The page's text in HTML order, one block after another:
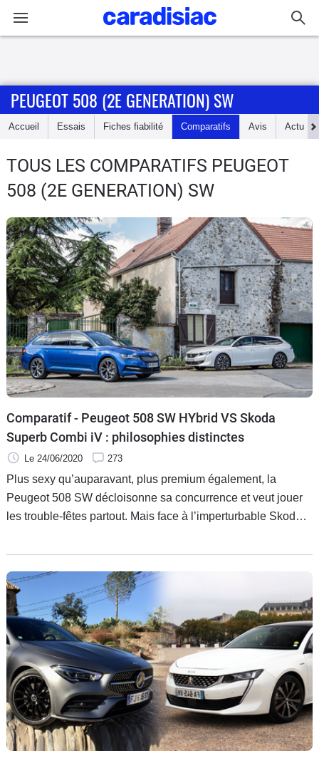
Accueil
Essais
d'achat
Electriques
Utilitaires
Flottes
Auto
Services
Forum
Moto
Marques
PEUGEOT 508 (2E GENERATION) SW
Accueil Essais Fiches fiabilité Comparatifs Avis Actu
TOUS LES COMPARATIFS PEUGEOT
508 (2E GENERATION) SW
Comparatif - Peugeot 508 SW HYbrid VS Skoda
Superb Combi iV : philosophies distinctes
Le 24/06/2020 273
Plus sexy qu’auparavant, plus premium également, la
Peugeot 508 SW décloisonne sa concurrence et veut jouer
les trouble-fêtes partout. Mais face à l’imperturbable Skoda
rigueur toute germanique de la tchèque lui confère une
homogénéité sans faille, y compris dans cette déclinaison
hybride rechargeable iV arrivée lors de son récent restylage.
Dotée des mêmes armes, la sochalienne dans sa version
HYbrid s’attaque donc à un morceau de choix dans la
catégorie.